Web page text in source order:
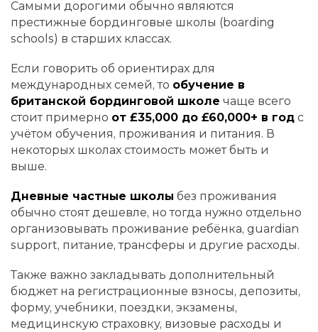
Самыми дорогими обычно являются
престижные бординговые школы (boarding
schools) в старших классах.
Если говорить об ориентирах для
международных семей, то обучение в
британской бординговой школе чаще всего
стоит примерно от £35,000 до £60,000+ в год с
учётом обучения, проживания и питания. В
некоторых школах стоимость может быть и
выше.
Дневные частные школы без проживания
обычно стоят дешевле, но тогда нужно отдельно
организовывать проживание ребёнка, guardian
support, питание, трансферы и другие расходы.
Также важно закладывать дополнительный
бюджет на регистрационные взносы, депозиты,
форму, учебники, поездки, экзамены,
медицинскую страховку, визовые расходы и